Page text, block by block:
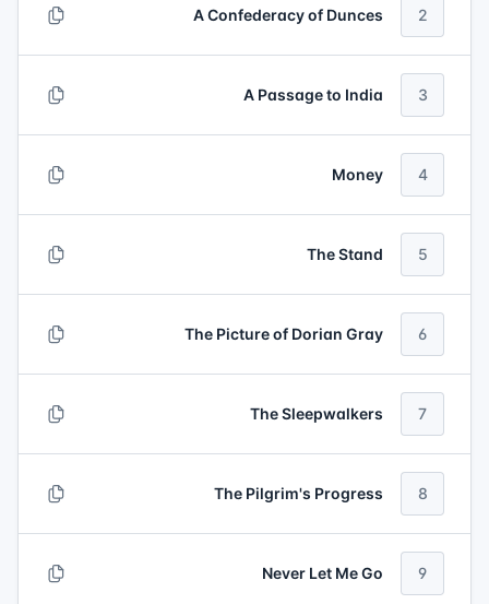
2
A Confederacy of Dunces
3
A Passage to India
4
Money
5
The Stand
6
The Picture of Dorian Gray
7
The Sleepwalkers
8
The Pilgrim's Progress
9
Never Let Me Go